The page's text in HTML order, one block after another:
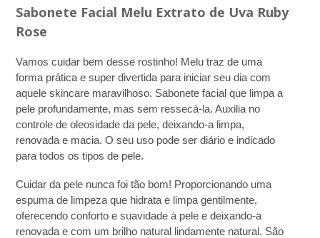
Sabonete Facial Melu Extrato de Uva Ruby
Rose
Vamos cuidar bem desse rostinho! Melu traz de uma
forma prática e super divertida para iniciar seu dia com
aquele skincare maravilhoso. Sabonete facial que limpa a
pele profundamente, mas sem ressecá-la. Auxilia no
controle de oleosidade da pele, deixando-a limpa,
renovada e macia. O seu uso pode ser diário e indicado
para todos os tipos de pele.
Cuidar da pele nunca foi tão bom! Proporcionando uma
espuma de limpeza que hidrata e limpa gentilmente,
oferecendo conforto e suavidade à pele e deixando-a
renovada e com um brilho natural lindamente natural. São